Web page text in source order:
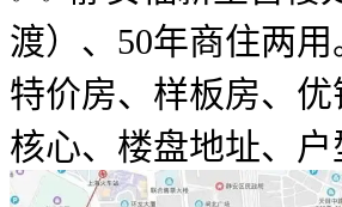
渡）、50年商住两
特价房、样板房、
核心、楼盘地址、